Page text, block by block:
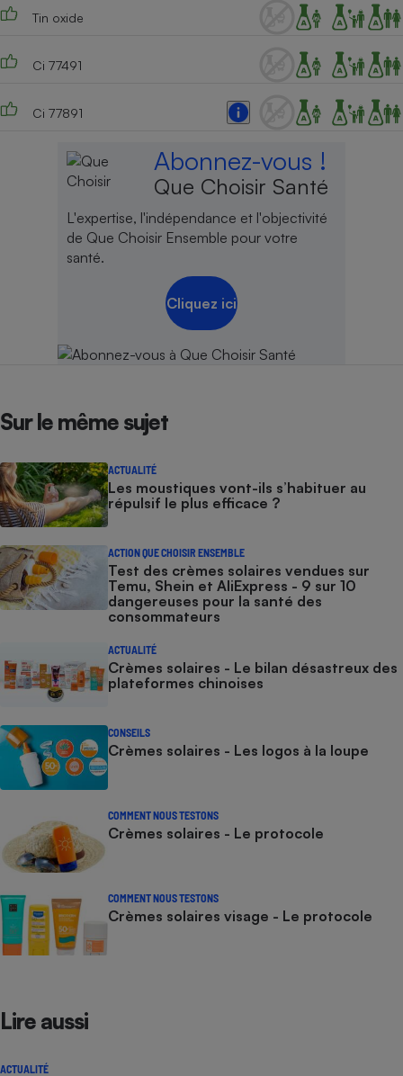
Tin oxide
Ci 77491
Ci 77891
Abonnez-vous !
Que Choisir Santé
L'expertise, l'indépendance et l'objectivité
de Que Choisir Ensemble pour votre
santé.
Cliquez ici
Sur le même sujet
ACTUALITÉ
Les moustiques vont-ils s’habituer au
répulsif le plus efficace ?
ACTION QUE CHOISIR ENSEMBLE
Test des crèmes solaires vendues sur
Temu, Shein et AliExpress - 9 sur 10
dangereuses pour la santé des
consommateurs
ACTUALITÉ
Crèmes solaires - Le bilan désastreux des
plateformes chinoises
CONSEILS
Crèmes solaires - Les logos à la loupe
COMMENT NOUS TESTONS
Crèmes solaires - Le protocole
COMMENT NOUS TESTONS
Crèmes solaires visage - Le protocole
Lire aussi
ACTUALITÉ